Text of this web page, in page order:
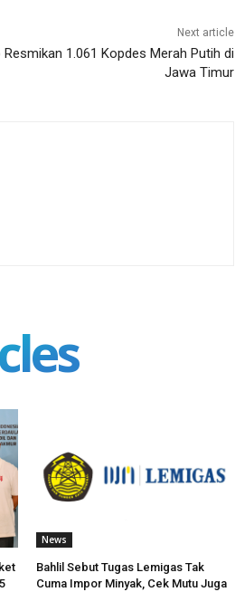
Next article
1.061 Kopdes Merah Putih di
Jawa Timur
News
Bahlil Sebut Tugas Lemigas Tak
Cuma Impor Minyak, Cek Mutu Juga